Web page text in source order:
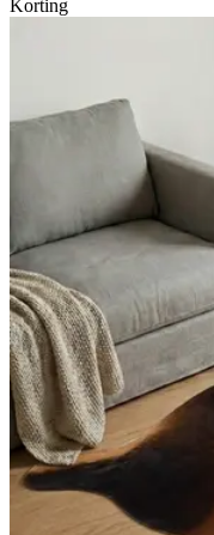
Korting